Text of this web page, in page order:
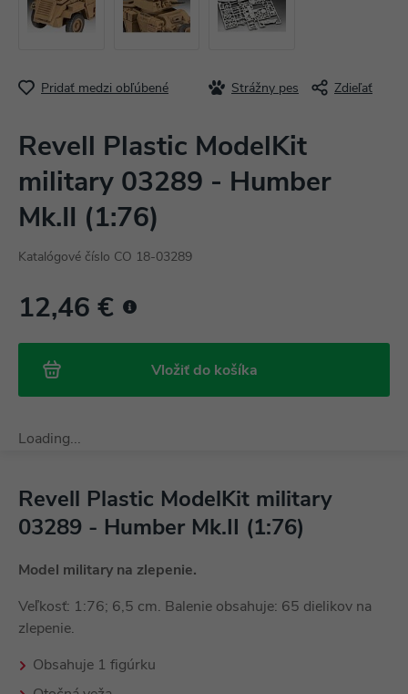
Pridať medzi obľúbené Strážny pes Zdieľať
Revell Plastic ModelKit
military 03289 - Humber
Mk.II (1:76)
Katalógové číslo CO 18-03289
12,46 €
Vložiť do košíka
Loading...
Revell Plastic ModelKit military
03289 - Humber Mk.II (1:76)
Model military na zlepenie.
Veľkosť: 1:76; 6,5 cm. Balenie obsahuje: 65 dielikov na
zlepenie.
Obsahuje 1 figúrku